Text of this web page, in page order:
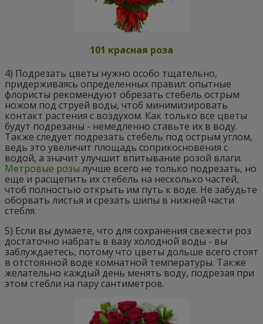
101 красная роза
4) Подрезать цветы нужно особо тщательно,
придерживаясь определенных правил: опытные
флористы рекомендуют обрезать стебель острым
ножом под струей воды, чтоб минимизировать
контакт растения с воздухом. Как только все цветы
будут подрезаны - немедленно ставьте их в воду.
Также следует подрезать стебель под острым углом,
ведь это увеличит площадь соприкосновения с
водой, а значит улучшит впитывание розой влаги.
Метровые розылучше всего не только подрезать, но
еще и расщепить их стебель на несколько частей,
чтоб полностью открыть им путь к воде. Не забудьте
оборвать листья и срезать шипы в нижней части
стебля.
5) Если вы думаете, что для сохранения свежести роз
достаточно набрать в вазу холодной воды - вы
заблуждаетесь, потому что цветы дольше всего стоят
в отстоянной воде комнатной температуры. Также
желательно каждый день менять воду, подрезая при
этом стебли на пару сантиметров.